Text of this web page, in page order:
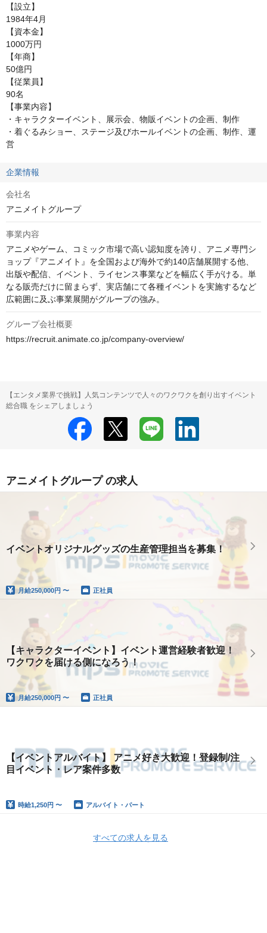
【設立】
1984年4月
【資本金】
1000万円
【年商】
50億円
【従業員】
90名
【事業内容】
・キャラクターイベント、展示会、物販イベントの企画、制作
・着ぐるみショー、ステージ及びホールイベントの企画、制作、運
営
企業情報
会社名
アニメイトグループ
事業内容
アニメやゲーム、コミック市場で高い認知度を誇り、アニメ専門シ
ョップ『アニメイト』を全国および海外で約140店舗展開する他、
出版や配信、イベント、ライセンス事業などを幅広く手がける。単
なる販売だけに留まらず、実店舗にて各種イベントを実施するなど
広範囲に及ぶ事業展開がグループの強み。
グループ会社概要
https://recruit.animate.co.jp/company-overview/
【エンタメ業界で挑戦】人気コンテンツで人々のワクワクを創り出すイベント
総合職 をシェアしましょう
アニメイトグループ の求人
イベントオリジナルグッズの生産管理担当を募集！
月給250,000円 〜 正社員
【キャラクターイベント】イベント運営経験者歓迎！
ワクワクを届ける側になろう！
月給250,000円 〜 正社員
【イベントアルバイト】 アニメ好き大歓迎！登録制/注
目イベント・レア案件多数
時給1,250円 〜 アルバイト・パート
すべての求人を見る